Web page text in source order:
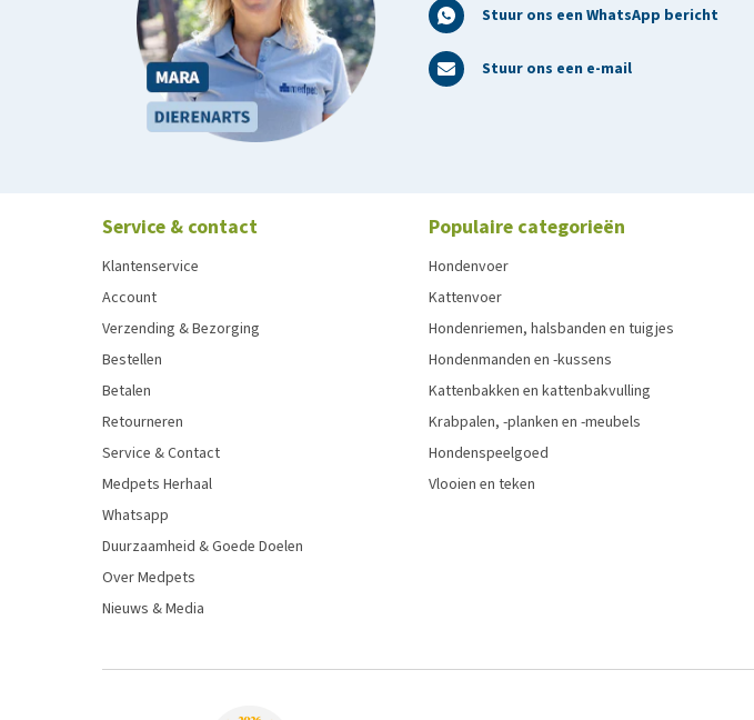
Stuur ons een WhatsApp bericht
Stuur ons een e-mail
Service & contact
Klantenservice
Account
Verzending & Bezorging
Bestellen
Betalen
Retourneren
Service & Contact
Medpets Herhaal
Whatsapp
Duurzaamheid & Goede Doelen
Over Medpets
Nieuws & Media
Populaire categorieën
Hondenvoer
Kattenvoer
Hondenriemen, halsbanden en tuigjes
Hondenmanden en -kussens
Kattenbakken en kattenbakvulling
Krabpalen, -planken en -meubels
Hondenspeelgoed
Vlooien en teken